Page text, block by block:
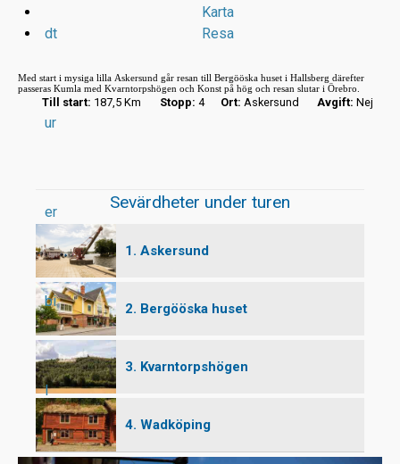
dt
ur
er
bi
l
Karta
Resa
Med start i mysiga lilla Askersund går resan till Bergööska huset i Hallsberg därefter
passeras Kumla med Kvarntorpshögen och Konst på hög och resan slutar i Örebro.
Till start: 187,5 Km Stopp: 4 Ort: Askersund Avgift: Nej
Sevärdheter under turen
1. Askersund
2. Bergööska huset
3. Kvarntorpshögen
4. Wadköping